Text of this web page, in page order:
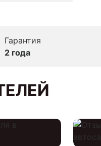
Гарантия
2 года